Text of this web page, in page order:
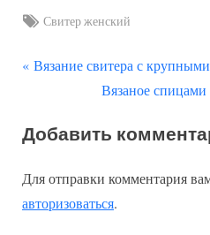
Tags:
Свитер женский
Навигация
записям
П
д
д
у
Вязание свитера с
С
е
у
ю
Вязаное спицами
Добавить
Для отправки комментария
авторизоваться.